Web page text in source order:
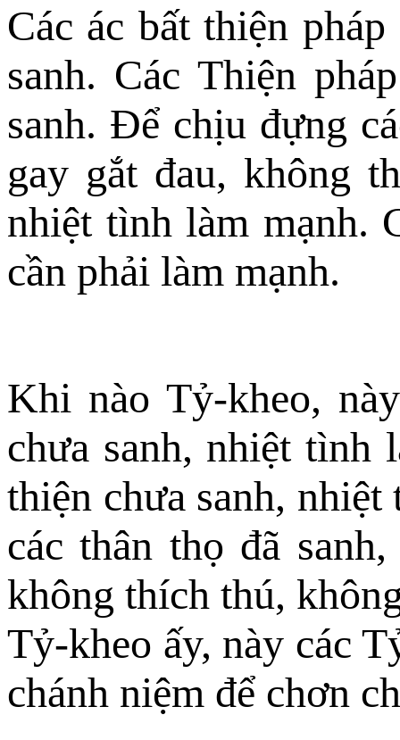
Các ác bất thiện
sanh. Các Thiện
sanh. Ðể chịu đựng
gay gắt đau, không
nhiệt tình làm mạnh.
cần phải làm mạnh.
Khi nào Tỷ-kheo,
chưa sanh, nhiệt tình
thiện chưa sanh,
các thân thọ đã
không thích thú,
Tỷ-kheo ấy, này các
chánh niệm để chơn